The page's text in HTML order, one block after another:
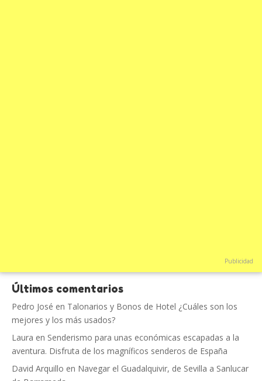
Publicidad
Últimos comentarios
Pedro José en Talonarios y Bonos de Hotel ¿Cuáles son los
mejores y los más usados?
Laura en Senderismo para unas económicas escapadas a la
aventura. Disfruta de los magníficos senderos de España
David Arquillo en Navegar el Guadalquivir, de Sevilla a Sanlucar